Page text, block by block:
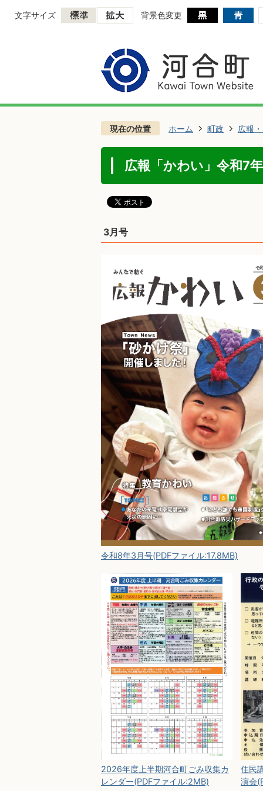
文字サイズ 背景色変更
現在の位置 ホーム 町政 広報
広報「かわい」令和7
3月号
令和8年3月号(PDFファイル:17.8MB)
2026年度上半期河合町ごみ収集カ
レンダー(PDFファイル:2MB)
住民
演会